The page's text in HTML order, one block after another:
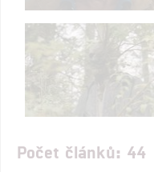
Počet článků: 44